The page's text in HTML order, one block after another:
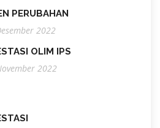
PERUBAHAN
2022
OLIM IPS
2022